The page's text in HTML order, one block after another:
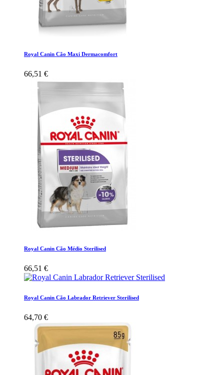
Royal Canin Cão Maxi Dermacomfort
66,51 €
Royal Canin Cão Médio Sterilised
66,51 €
Royal Canin Cão Labrador Retriever Sterilised
64,70 €